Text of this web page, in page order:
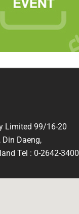
Limited 99/16-20
Din Daeng,
Tel : 0-2642-3400